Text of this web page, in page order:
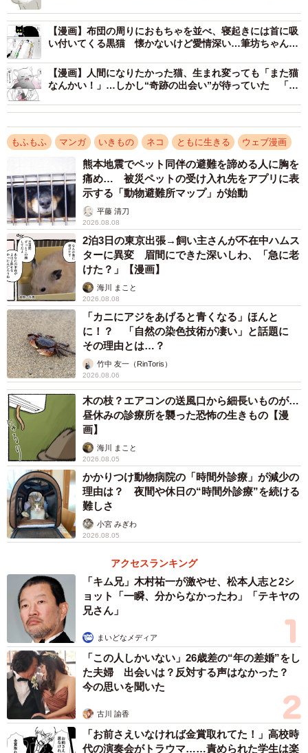
ヤギのオレちゃんはあからさまに怒っている（くるねこ大和さん提供）
なんと猫たちのうちの一匹・胡ねこ丸は1日くるねこ大和さ
んの顔を見なかっただけで「ダレ？」忘れてしまったよう
な素振りを見せるのでした。さらにヤギのオレちゃんはそ
っぽを向いて座り、尻尾を地面に叩きつけて「怒っていま
すよ」とアピールします。
4/19
1日会えないだけでこの悲しみよう（くるねこ大和さん提供）
ったのか、くるねこ大和さんに頭を擦りつけるのを止めま
せん。この出来事から、外泊をすると動物たちに悪影響が
出ることを体感したくるねこ大和さんは、次の外出時は日
帰りにしようと決意します。
【漫画】布団の周りにおもちゃを並べ、寝起きには首に吸
い付いてくる黒猫 懐かないけど愛情深い…筆坊ちゃんと
【漫画】人間になりたかった猫、生まれ変っても「また猫
なんかい！」…しかし“奇跡の出会い”が待っていた 「昔
もふもふ マンガ いきもの ネコ ともに生きる ウェブ漫画
熊本地震でペット同伴の避難を諦める人に胸を
痛め… 被災ペットの受け入れ先をアプリに表
示する「動物避難所マップ」が始動
平藤 清刀
2026.08.08
2泊3日の東京出張→飼い主さんが不在中ハムス
ターに異変 眉間にできた深いしわ、「急に老
けた？」【漫画】
海川 まこと
2026.08.08
「カニにアジをあげると青くなる」ほんと
に！？ 「自然の染色技術が凄い」と話題に
その理由とは…？
竹中 友一（RinToris）
2026.08.06
木の枝？エアコンの送風口から細長いものが…
昼休みの診療所を襲った恐怖の生きもの【漫
画】
海川 まこと
2026.08.05
かかりつけ動物病院の「時間外診療」が減少の
理由は？ 夜間や休日の“時間外診療”を続ける
難しさ
小宮 みぎわ
2026.08.05
アクセスランキング
「キム兄」木村祐一が激やせ、松本人志と2シ
ョット「一瞬、分からなかったわ」「テキヤの
兄さん」
まいどなメディア
「この人しかいない」26歳差の“年の差婚”をし
た夫婦 出会いは？反対する声はなかった？
今の思いを聞いた
古川 諭香
「お前さえいなければ金賞取れてた！」高校時
代の演奏会がトラウマ……責められた学生は楽